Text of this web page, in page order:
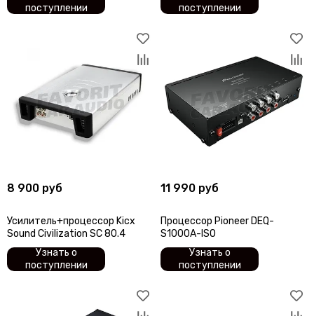
поступлении
поступлении
8 900 руб
Усилитель+процессор Kicx
Sound Civilization SC 80.4
Узнать о
поступлении
11 990 руб
Процессор Pioneer DEQ-
S1000A-ISO
Узнать о
поступлении